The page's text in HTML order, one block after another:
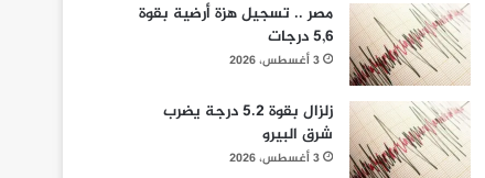
مصر .. تسجيل هزة أرضية بقوة
5,6 درجات
3 أغسطس، 2026
زلزال بقوة 5.2 درجة يضرب
شرق البيرو
3 أغسطس، 2026